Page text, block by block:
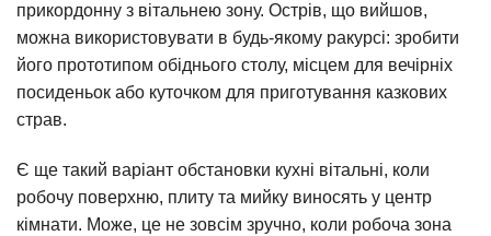
прикордонну з вітальнею зону. Острів, що вийшов,
можна використовувати в будь-якому ракурсі: зробити
його прототипом обіднього столу, місцем для вечірніх
посиденьок або куточком для приготування казкових
страв.
Є ще такий варіант обстановки кухні вітальні, коли
робочу поверхню, плиту та мийку виносять у центр
кімнати. Може, це не зовсім зручно, коли робоча зона